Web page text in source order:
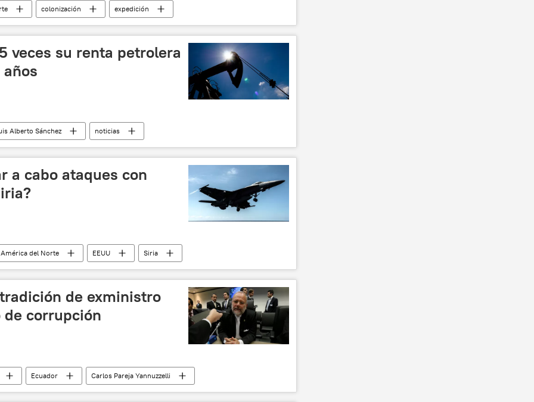
colonización
expedición
noticias
veces su renta petrolera
Alberto Sánchez noticias
a cabo ataques con
América del Norte EEUU
Siria
redes sociales riesgo
teoría de complot
de exministro
de corrupción
Ecuador
Carlos Pareja Yannuzzelli
corrupción España noticias